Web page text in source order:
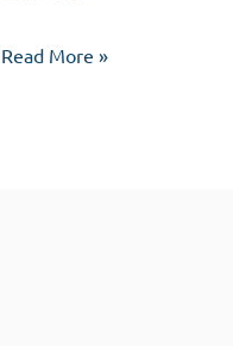
蛋，
穷
Read More »